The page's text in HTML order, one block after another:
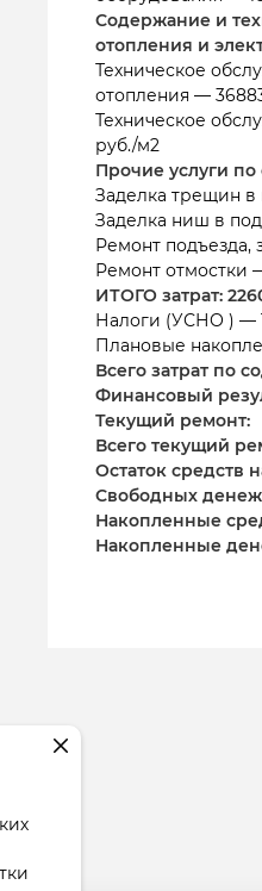
Содержание и
отопления и
Техническое
отопления —
Техническое
руб./м2
Прочие услуги
Заделка трещин
Заделка ниш в
Ремонт подъезда,
Ремонт отмостки
ИТОГО затрат:
Налоги (УСНО ) —
Плановые
Всего затрат по
Финансовый
Текущий ремонт:
Всего текущий
Остаток средств
Свободных
Накопленные
Накопленные